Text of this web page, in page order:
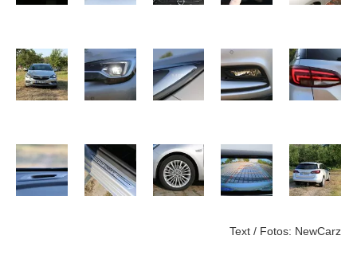
Text / Fotos: NewCarz